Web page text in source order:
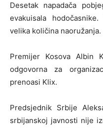
Desetak napadača
evakuisala
velika količina naoružanja.
Premijer Kosova
odgovorna za
prenoasi Klix.
Predsjednik Srbije
srbijanskoj javnosti nije